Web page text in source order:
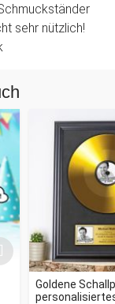
sehr nützlich!
Goldene